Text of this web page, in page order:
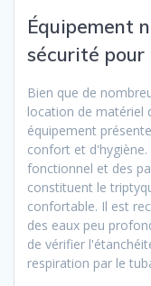
Équipement
sécurité pour
Bien que de
location de matériel
équipement
confort et
fonctionnel et des
constituent le
confortable. Il est
des eaux peu
de vérifier
respiration par le